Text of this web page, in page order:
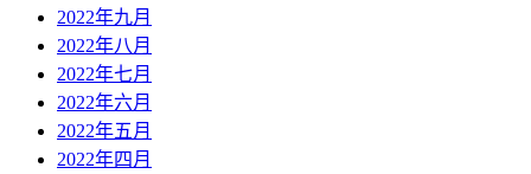
2022年九月
2022年八月
2022年七月
2022年六月
2022年五月
2022年四月